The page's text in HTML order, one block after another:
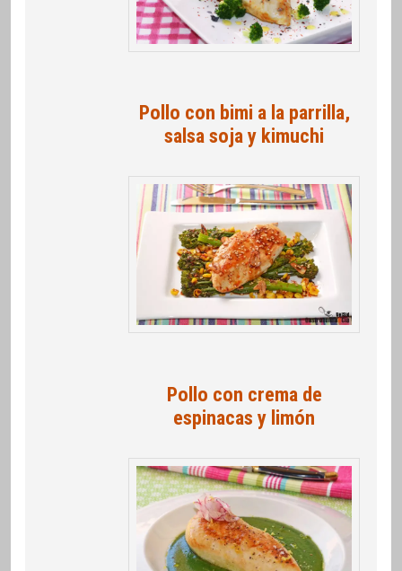
Pollo con bimi a la parrilla,
salsa soja y kimuchi
Pollo con crema de
espinacas y limón